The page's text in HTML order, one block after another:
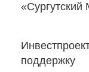
«Сургутский
поддержку